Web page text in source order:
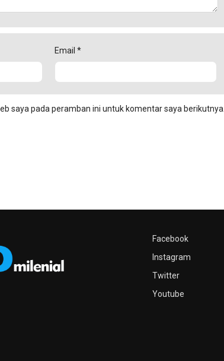
Email *
saya pada peramban ini untuk komentar saya berikutnya.
Facebook
Instagram
Twitter
Youtube